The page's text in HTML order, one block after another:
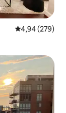
Середня
4,94 (279)